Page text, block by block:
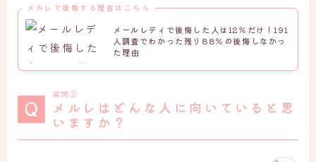
メルレで後悔する理由はこちら
メールレディで後悔した人は12％だけ！191
人調査でわかった残り88％の後悔しなかっ
た理由
質問⑬
メルレはどんな人に向いていると思
いますか？